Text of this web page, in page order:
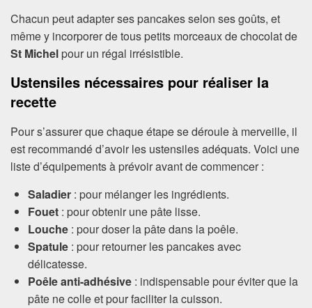
Chacun peut adapter ses pancakes selon ses goûts, et
même y incorporer de tous petits morceaux de chocolat de
St Michel pour un régal irrésistible.
Ustensiles nécessaires pour réaliser la
recette
Pour s’assurer que chaque étape se déroule à merveille, il
est recommandé d’avoir les ustensiles adéquats. Voici une
liste d’équipements à prévoir avant de commencer :
Saladier : pour mélanger les ingrédients.
Fouet : pour obtenir une pâte lisse.
Louche : pour doser la pâte dans la poêle.
Spatule : pour retourner les pancakes avec
délicatesse.
Poêle anti-adhésive : indispensable pour éviter que la
pâte ne colle et pour faciliter la cuisson.